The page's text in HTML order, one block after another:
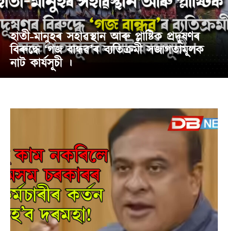
হাতী-মানুহৰ সহাৱস্থান আৰু প্লাষ্টিক প্ৰদূষণৰ
বিৰুদ্ধে ‘গজ বান্ধৱ’ৰ ব্যতিক্ৰমী সজাগতামূলক
নাট কাৰ্যসূচী ।